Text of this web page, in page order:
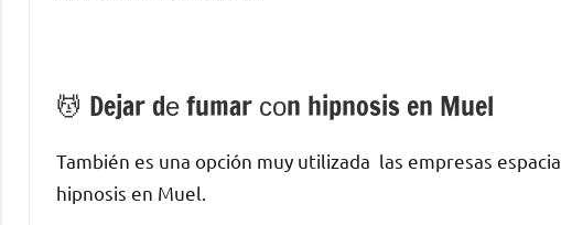
💆 ‍Dejar dе fumar сοn hipnosis en Muel
También es una opción muy utilizada las empresas
hipnosis en Muel.